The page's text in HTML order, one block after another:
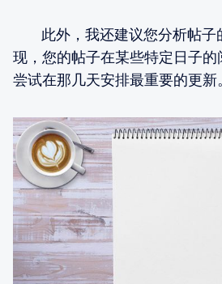
此外，我还建议您分析帖子
现，您的帖子在某些特定日子
尝试在那几天安排最重要的更新